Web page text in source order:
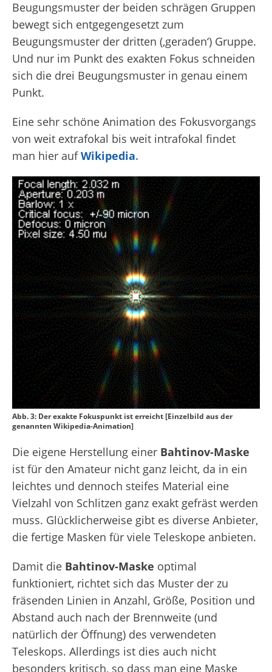
Beugungsmuster der beiden schrägen Gruppen
bewegt sich entgegengesetzt zum
Beugungsmuster der dritten (‚geraden‘) Gruppe.
Und nur im Punkt des exakten Fokus schneiden
sich die drei Beugungsmuster in genau einem
Punkt.
Eine sehr schöne Animation des Fokusvorgangs
von weit extrafokal bis weit intrafokal findet
man hier aufWikipedia.
Abb. 3: Der exakte Fokuspunkt ist erreicht [Einzelbild aus der
genannten Wikipedia-Animation]
Die eigene Herstellung einer Bahtinov-Maske
ist für den Amateur nicht ganz leicht, da in ein
leichtes und dennoch steifes Material eine
Vielzahl von Schlitzen ganz exakt gefräst werden
muss. Glücklicherweise gibt es diverse Anbieter,
die fertige Masken für viele Teleskope anbieten.
Damit die Bahtinov-Maske optimal
funktioniert, richtet sich das Muster der zu
fräsenden Linien in Anzahl, Größe, Position und
Abstand auch nach der Brennweite (und
natürlich der Öffnung) des verwendeten
Teleskops. Allerdings ist dies auch nicht
besonders kritisch, so dass man eine Maske